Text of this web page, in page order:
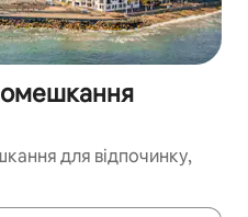
для відпочинку,